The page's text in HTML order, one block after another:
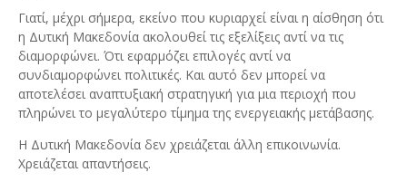
Γιατί, μέχρι σήμερα, εκείνο που κυριαρχεί είναι η αίσθηση ότι
η Δυτική Μακεδονία ακολουθεί τις εξελίξεις αντί να τις
διαμορφώνει. Ότι εφαρμόζει επιλογές αντί να
συνδιαμορφώνει πολιτικές. Και αυτό δεν μπορεί να
αποτελέσει αναπτυξιακή στρατηγική για μια περιοχή που
πληρώνει το μεγαλύτερο τίμημα της ενεργειακής μετάβασης.
Η Δυτική Μακεδονία δεν χρειάζεται άλλη επικοινωνία.
Χρειάζεται απαντήσεις.